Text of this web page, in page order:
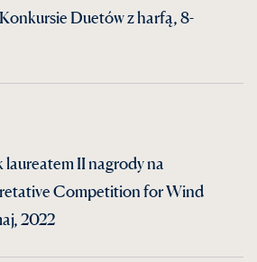
Duetów z harfą, 8-
II nagrody na
Competition for Wind
2022